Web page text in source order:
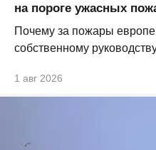
на пороге ужасных
Почему за пожары
собственному
1 авг 2026